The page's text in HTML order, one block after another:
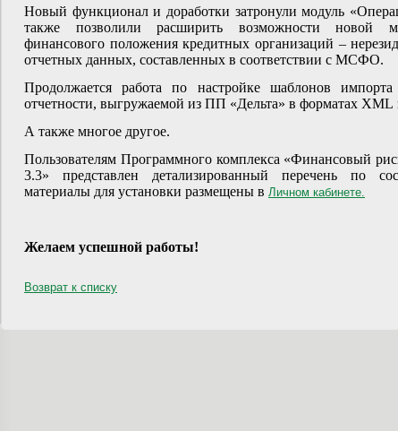
Новый функционал и доработки затронули модуль
также позволили расширить возможности новой
финансового положения кредитных организаций –
отчетных данных, составленных в соответствии с МСФО.
Продолжается работа по настройке шаблонов
отчетности, выгружаемой из ПП «Дельта» в форматах XML
А также многое другое.
Пользователям Программного комплекса «Финансовый
3.3» представлен детализированный перечень по
материалы для установки размещены в Личном кабинете.
Желаем успешной работы!
Возврат к списку